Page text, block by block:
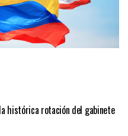
histórica rotación del gabinete